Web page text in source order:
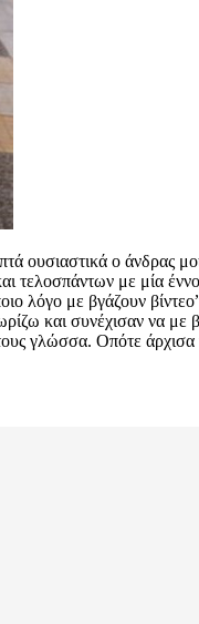
ο άνδρας
τελοσπάντων με μία
λόγο με βγάζουν
και συνέχισαν να με
γλώσσα. Οπότε